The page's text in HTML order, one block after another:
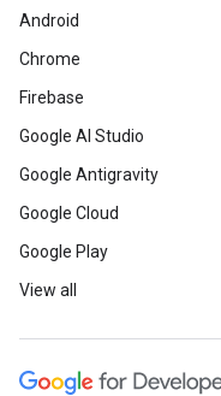
Android
Chrome
Firebase
Google AI Studio
Google Antigravity
Google Cloud
Google Play
View all